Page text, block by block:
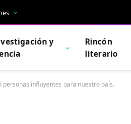
y
Rincón
literario
personas influyentes para nuestro país.